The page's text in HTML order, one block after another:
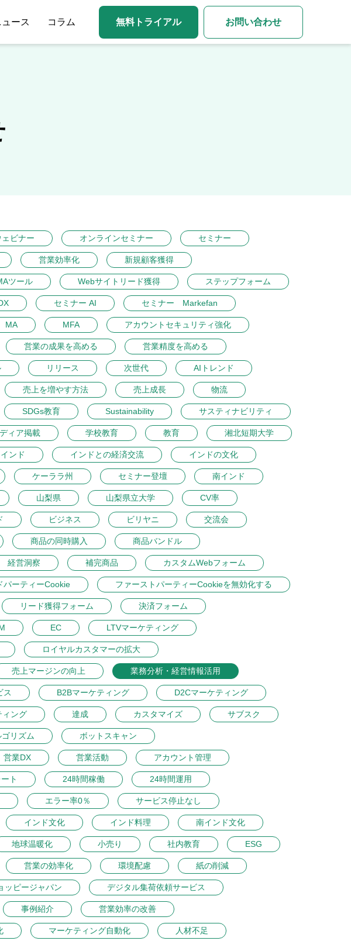
ュース コラム 無料トライアル お問い合わせ
ェビナー オンラインセミナー セミナー
営業効率化 新規顧客獲得
ツール Webサイトリード獲得 ステップフォーム
セミナー AI セミナー Markefan
MA MFA アカウントセキュリティ強化
営業の成果を高める 営業精度を高める
リリース 次世代 AIトレンド
売上を増やす方法 売上成長 物流
SDGs教育 Sustainability サスティナビリティ
ィア掲載 学校教育 教育 湘北短期大学
インド インドとの経済交流 インドの文化
ケーララ州 セミナー登壇 南インド
山梨県 山梨県立大学 CV率
ビジネス ビリヤニ 交流会
商品の同時購入 商品バンドル
経営洞察 補完商品 カスタムWebフォーム
パーティーCookie ファーストパーティーCookieを無効化する
リード獲得フォーム 決済フォーム
EC LTVマーケティング
ロイヤルカスタマーの拡大
売上マージンの向上 業務分析・経営情報活用
ス B2Bマーケティング D2Cマーケティング
ィング 達成 カスタマイズ サブスク
ゴリズム ボットスキャン
営業DX 営業活動 アカウント管理
ト 24時間稼働 24時間運用
エラー率0％ サービス停止なし
インド文化 インド料理 南インド文化
地球温暖化 小売り 社内教育 ESG
営業の効率化 環境配慮 紙の削減
ッピージャパン デジタル集荷依頼サービス
事例紹介 営業効率の改善
マーケティング自動化 人材不足